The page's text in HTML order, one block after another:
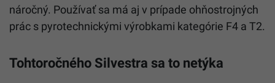
náročný. Používať sa má aj v prípade ohňostrojných
prác s pyrotechnickými výrobkami kategórie F4 a T2.
Tohtoročného Silvestra sa to netýka